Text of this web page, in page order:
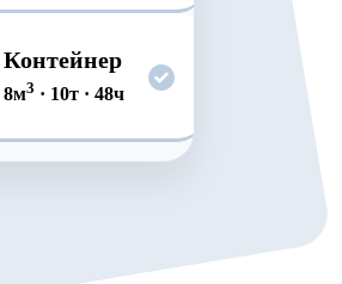
Контейнер
8м3 · 10т· 48ч